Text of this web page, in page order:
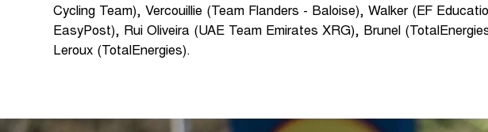
Cycling Team), Vercouillie (Team Flanders - Baloise), Walker (EF
EasyPost), Rui Oliveira (UAE Team Emirates XRG), Brunel
Leroux (TotalEnergies).